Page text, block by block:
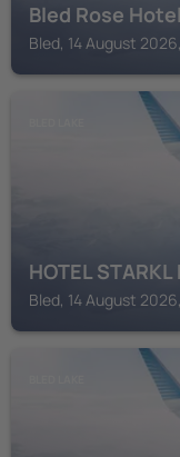
Bled Rose Hotel
Bled, 14 August
HOTEL STARKL
Bled, 14 August